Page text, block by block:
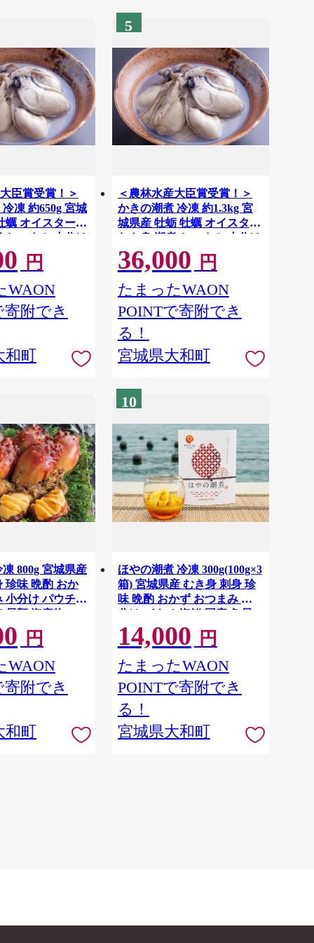
臣賞受賞！＞
凍 約650g 宮城
蠣 オイスター
おつまみ 小分け
産 魚貝類
式会社】ta682
円
WAON
寄附でき
和町
5
＜農林水産大臣賞受賞！＞
かきの潮煮 冷凍 約1.3kg 宮
城県産 牡蛎 牡蠣 オイスター
むき身 潮煮 おつまみ 小分け
パウチ 海鮮 国産 魚貝類
【末永海産株式会社】ta683
36,000 円
たまったWAON
POINTで寄附でき
る！
宮城県大和町
800g 宮城県産
珍味 晩酌 おか
小分け パウチ
貝類 海産物
式会社】ta689
円
WAON
寄附でき
和町
10
ほやの潮煮 冷凍 300g(100g×3
箱) 宮城県産 むき身 刺身 珍
味 晩酌 おかず おつまみ 小
分け パウチ 海鮮 国産 魚貝
類 海産物 受賞 【末永海産株
式会社】ta690
14,000 円
たまったWAON
POINTで寄附でき
る！
宮城県大和町